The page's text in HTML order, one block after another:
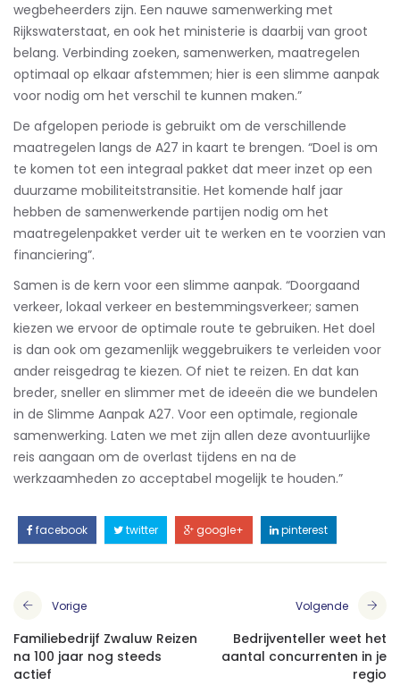
wegbeheerders zijn. Een nauwe samenwerking met
Rijkswaterstaat, en ook het ministerie is daarbij van groot
belang. Verbinding zoeken, samenwerken, maatregelen
optimaal op elkaar afstemmen; hier is een slimme aanpak
voor nodig om het verschil te kunnen maken.”
De afgelopen periode is gebruikt om de verschillende
maatregelen langs de A27 in kaart te brengen. “Doel is om
te komen tot een integraal pakket dat meer inzet op een
duurzame mobiliteitstransitie. Het komende half jaar
hebben de samenwerkende partijen nodig om het
maatregelenpakket verder uit te werken en te voorzien van
financiering”.
Samen is de kern voor een slimme aanpak. “Doorgaand
verkeer, lokaal verkeer en bestemmingsverkeer; samen
kiezen we ervoor de optimale route te gebruiken. Het doel
is dan ook om gezamenlijk weggebruikers te verleiden voor
ander reisgedrag te kiezen. Of niet te reizen. En dat kan
breder, sneller en slimmer met de ideeën die we bundelen
in de Slimme Aanpak A27. Voor een optimale, regionale
samenwerking. Laten we met zijn allen deze avontuurlijke
reis aangaan om de overlast tijdens en na de
werkzaamheden zo acceptabel mogelijk te houden.”
facebook twitter google+ pinterest
Vorige
Familiebedrijf Zwaluw Reizen
na 100 jaar nog steeds
actief
Volgende
Bedrijventeller weet het
aantal concurrenten in je
regio